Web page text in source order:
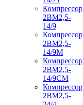
Компрессор
2ВМ2,5-
14/9
Компрессор
2ВМ2,5-
14/9М
Компрессор
2ВМ2,5-
14/9СМ
Компрессор
2ВМ2,5-